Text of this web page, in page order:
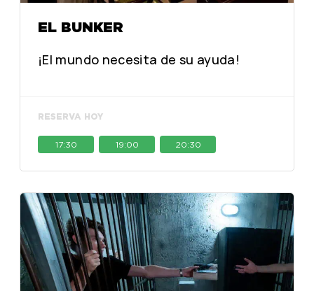
EL BUNKER
¡El mundo necesita de su ayuda!
RESERVA HOY
17:30 19:00 20:30